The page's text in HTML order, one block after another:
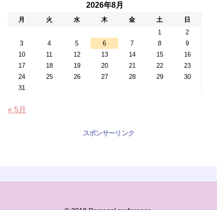
2026年8月
月 火 水 木 金 土
日
1
2
3
4 5 6 7 8
9
10
11 12 13 14 15
16
17
18 19 20 21 22
23
24
25 26 27 28 29
30
31
« 5月
スポンサーリンク